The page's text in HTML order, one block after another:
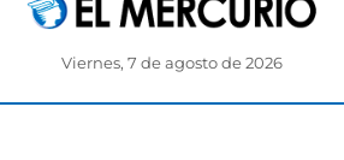
Viernes, 7 de agosto de 2026